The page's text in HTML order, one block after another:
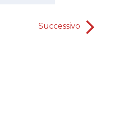
Successivo Il